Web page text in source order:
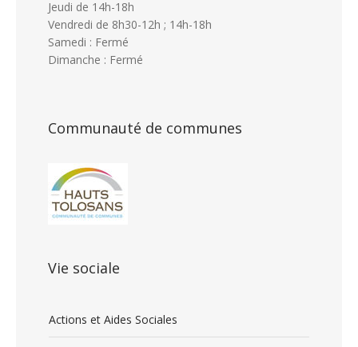
Jeudi de 14h-18h
Vendredi de 8h30-12h ; 14h-18h
Samedi : Fermé
Dimanche : Fermé
Communauté de communes
Vie sociale
Actions et Aides Sociales